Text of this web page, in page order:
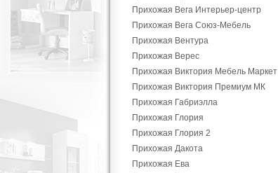
Прихожая Вега Интерьер-центр
Прихожая Вега Союз-Мебель
Прихожая Вентура
Прихожая Верес
Прихожая Виктория Мебель Маркет
Прихожая Виктория Премиум МК
Прихожая Габриэлла
Прихожая Глория
Прихожая Глория 2
Прихожая Дакота
Прихожая Ева